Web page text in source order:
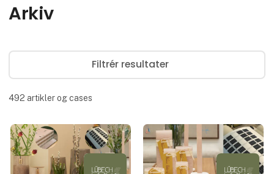
Arkiv
Filtrér resultater
492 artikler og cases